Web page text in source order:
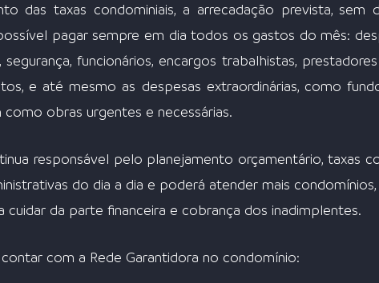
das taxas condominiais, a arrecadação prevista, sem
pagar sempre em dia todos os gastos do mês:
segurança, funcionários, encargos trabalhistas,
e até mesmo as despesas extraordinárias, como
como obras urgentes e necessárias.
responsável pelo planejamento orçamentário, taxas
do dia a dia e poderá atender mais
cuidar da parte financeira e cobrança dos inadimplentes.
com a Rede Garantidora no condomínio: